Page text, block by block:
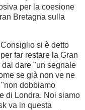
per la coesione
Bretagna sulla
si è detto
far restare la Gran
dare "un segnale
se già non ve ne
dobbiamo
di Londra. Noi siamo
va in questa